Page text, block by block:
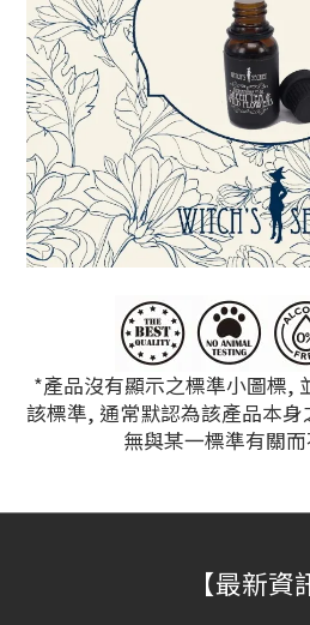
*產品沒有顯示之標準小圖標,
該標準, 通常默認為該產品本
無與某一標準有關
【最新資